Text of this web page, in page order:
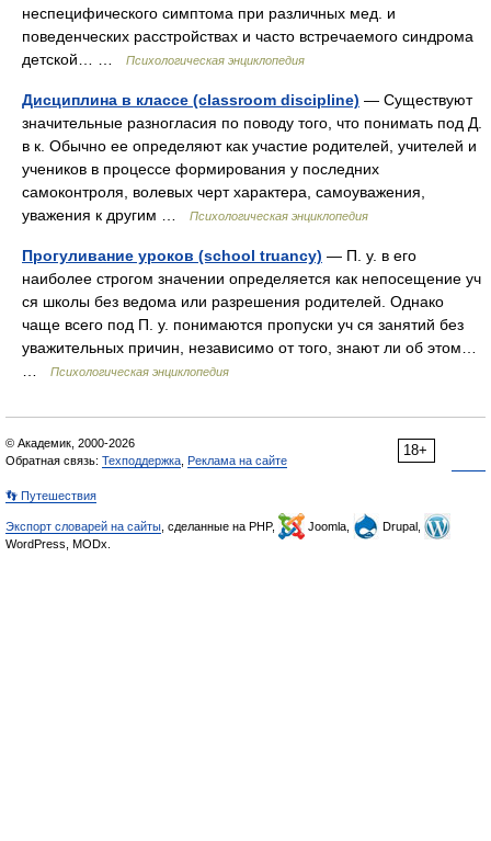
неспецифического симптома при различных мед. и
поведенческих расстройствах и часто встречаемого синдрома
детской… …
Психологическая энциклопедия
Дисциплина в классе (classroom discipline) — Существуют
значительные разногласия по поводу того, что понимать под Д.
в к. Обычно ее определяют как участие родителей, учителей и
учеников в процессе формирования у последних
самоконтроля, волевых черт характера, самоуважения,
уважения к другим …
Психологическая энциклопедия
Прогуливание уроков (school truancy) — П. у. в его
наиболее строгом значении определяется как непосещение уч
ся школы без ведома или разрешения родителей. Однако
чаще всего под П. у. понимаются пропуски уч ся занятий без
уважительных причин, независимо от того, знают ли об этом…
Психологическая энциклопедия
18+
© Академик, 2000-2026
Обратная связь: Техподдержка Реклама на сайте
👣 Путешествия
Экспорт словарей на сайты , сделанные на PHP, Joomla,
Drupal,
WordPress, MODx.